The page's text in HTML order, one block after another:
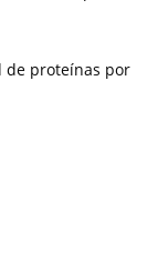
de proteínas por